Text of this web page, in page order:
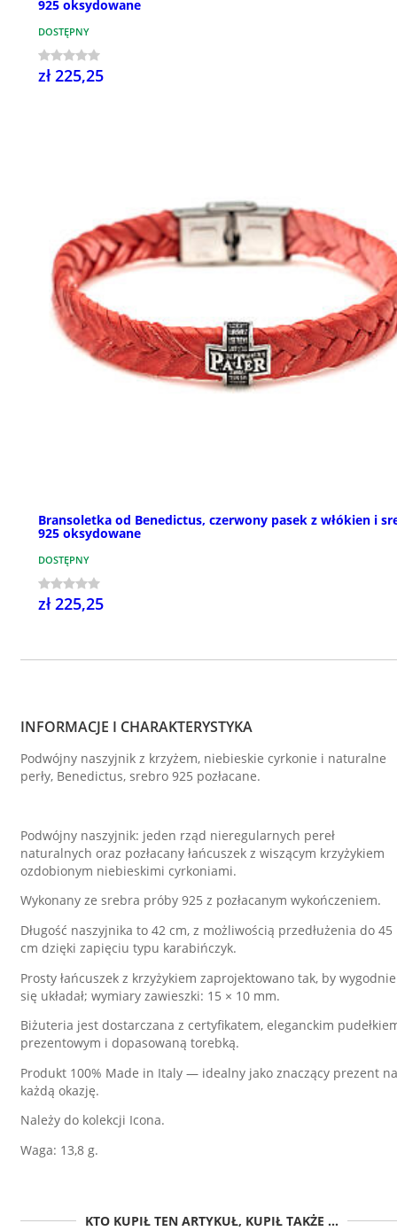
925 oksydowane
DOSTĘPNY
zł 225,25
Bransoletka od Benedictus, czerwony pasek z włókien i
925 oksydowane
DOSTĘPNY
zł 225,25
INFORMACJE I CHARAKTERYSTYKA
Podwójny naszyjnik z krzyżem, niebieskie cyrkonie i naturalne
perły, Benedictus, srebro 925 pozłacane.
Podwójny naszyjnik: jeden rząd nieregularnych pereł
naturalnych oraz pozłacany łańcuszek z wiszącym krzyżykiem
ozdobionym niebieskimi cyrkoniami.
Wykonany ze srebra próby 925 z pozłacanym wykończeniem.
Długość naszyjnika to 42 cm, z możliwością przedłużenia do 45
cm dzięki zapięciu typu karabińczyk.
Prosty łańcuszek z krzyżykiem zaprojektowano tak, by wygodnie
się układał; wymiary zawieszki: 15 × 10 mm.
Biżuteria jest dostarczana z certyfikatem, eleganckim
prezentowym i dopasowaną torebką.
Produkt 100% Made in Italy — idealny jako znaczący prezent na
każdą okazję.
Należy do kolekcji Icona.
Waga: 13,8 g.
KTO KUPIŁ TEN ARTYKUŁ, KUPIŁ TAKŻE ...